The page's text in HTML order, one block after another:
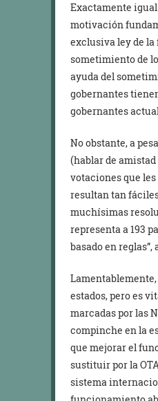
Exactamente igual
motivación
exclusiva ley de la
sometimiento de
ayuda del
gobernantes
gobernantes
No obstante, a
(hablar de
votaciones que
resultan tan
muchísimas
representa a 193
basado en reglas”,
estados, pero es
marcadas por las
compinche en la
que mejorar el
sustituir por la
sistema